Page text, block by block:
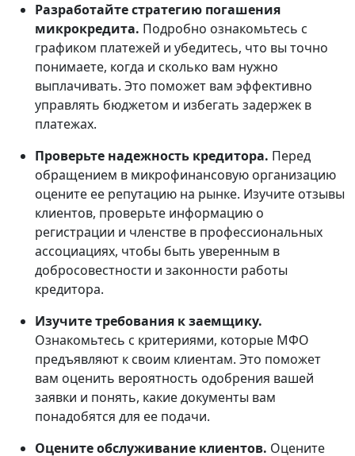
Разработайте стратегию погашения
микрокредита. Подробно ознакомьтесь с
графиком платежей и убедитесь, что вы точно
понимаете, когда и сколько вам нужно
выплачивать. Это поможет вам эффективно
управлять бюджетом и избегать задержек в
платежах.
Проверьте надежность кредитора. Перед
обращением в микрофинансовую организацию
оцените ее репутацию на рынке. Изучите отзывы
клиентов, проверьте информацию о
регистрации и членстве в профессиональных
ассоциациях, чтобы быть уверенным в
добросовестности и законности работы
кредитора.
Изучите требования к заемщику.
Ознакомьтесь с критериями, которые МФО
предъявляют к своим клиентам. Это поможет
вам оценить вероятность одобрения вашей
заявки и понять, какие документы вам
понадобятся для ее подачи.
Оцените обслуживание клиентов. Оцените